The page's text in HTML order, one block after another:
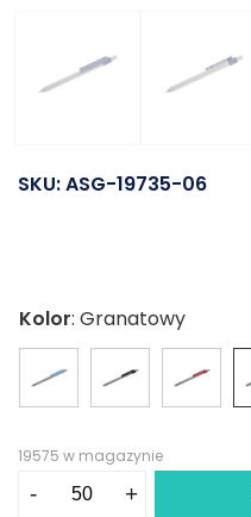
SKU:ASG-19735-06
Kolor: Granatowy
19575 w magazynie
- +